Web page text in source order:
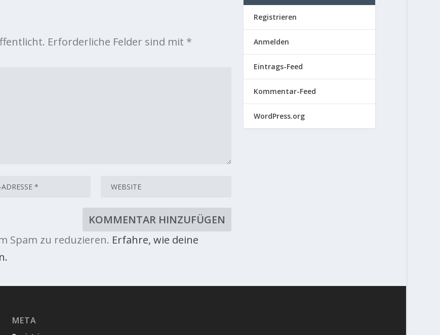
Erforderliche Felder sind mit *
Spam zu reduzieren. Erfahre, wie deine
Registrieren
Anmelden
Eintrags-Feed
Kommentar-Feed
WordPress.org
META